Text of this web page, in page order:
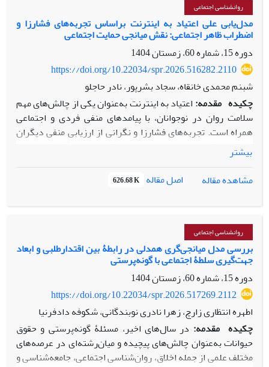
روانشناسی اجتماعی
مدل‌یابی علی اعتیاد به اینترنت براساس تجربه‌های فشارزا و
اضطراب ظاهر اجتماعی: نقش میانجی حمایت اجتماعی
دوره 15، شماره 60، زمستان 1404
https://doi.org/10.22034/spr.2026.516282.2110
شبنم محمدی خانقاه، سجاد بشرپور، نادر حاجلو
چکیده مقدمه: اعتیاد به اینترنت به‌عنوان یکی از چالش‌های مهم
سلامت روان در نوجوانان، با پیامدهای منفی فردی و اجتماعی
همراه است. تجربه‌های فشارزا و نگرانی از ارزیابی منفی دیگران
(اضطراب ظاهر اجتماعی) از عوامل خطر مهم در گرایش به این
اعتیاد محسوب می‌شوند؛ بااین‌حال، نقش حمایت اجتماعی به‌عنوان
یک میانجی در این رابطه کمتر بررسی شده است. ازاین‌رو،
پژوهش حاضر با هدف تبیین مدل علّی اعتیاد به اینترنت بر اساس
تجربه‌های فشارزا و اضطراب ظاهر اجتماعی با نقش میانجی حمایت
روش:این پژوهش توصیفی-
پسر مقطع متوسطه شهر اردبیل در سال تحصیلی ۱۴۰۳-۱۴۰۲ اجرا
نمونه‌گیری خوشه‌ای چندمرحله‌ای انتخاب شدند. برای گردآوری
تجربه‌های فشارزا مسلچ (۲۰۱۵)، اضطراب ظاهر اجتماعی هارت و
همکاران (۲۰۰۸)
و حمایت اجتماعی ادراک‌شده زیمت و همکاران
(۱۹۸۸) استفاده شد
.داده‌ها با استفاده از آزمون‌های ضریب
همبستگی پیرسون و مدل‌سازی معادلات ساختاری تجزیه‌وتحلیل
شد.
بیشتر
مشاهده مقاله
اصل مقاله 626.68 K
روانشناسی اجتماعی
بررسی مدل میانجی‌گری همدلی در رابطۀ بین اقتدارطلبی و ابعاد
جهت‌گیری سلطۀ اجتماعی با گونه‌پرستی
دوره 15، شماره 60، زمستان 1404
https://doi.org/10.22034/spr.2026.517269.2112
اطهره انتظاری زارچ، زهرا نادری نوبندگانی، شکوفه دادفرنیا
چکیده مقدمه: در سال‌های اخیر، مسئلۀ گونه‌پرستی و حقوق
حیوانات به‌عنوان چالش‌های پیچیده و میان‌رشته‌ای در عرصه‌های
مختلف علمی از جمله اخلاق، روان‌شناسی اجتماعی، جامعه‌شناسی و